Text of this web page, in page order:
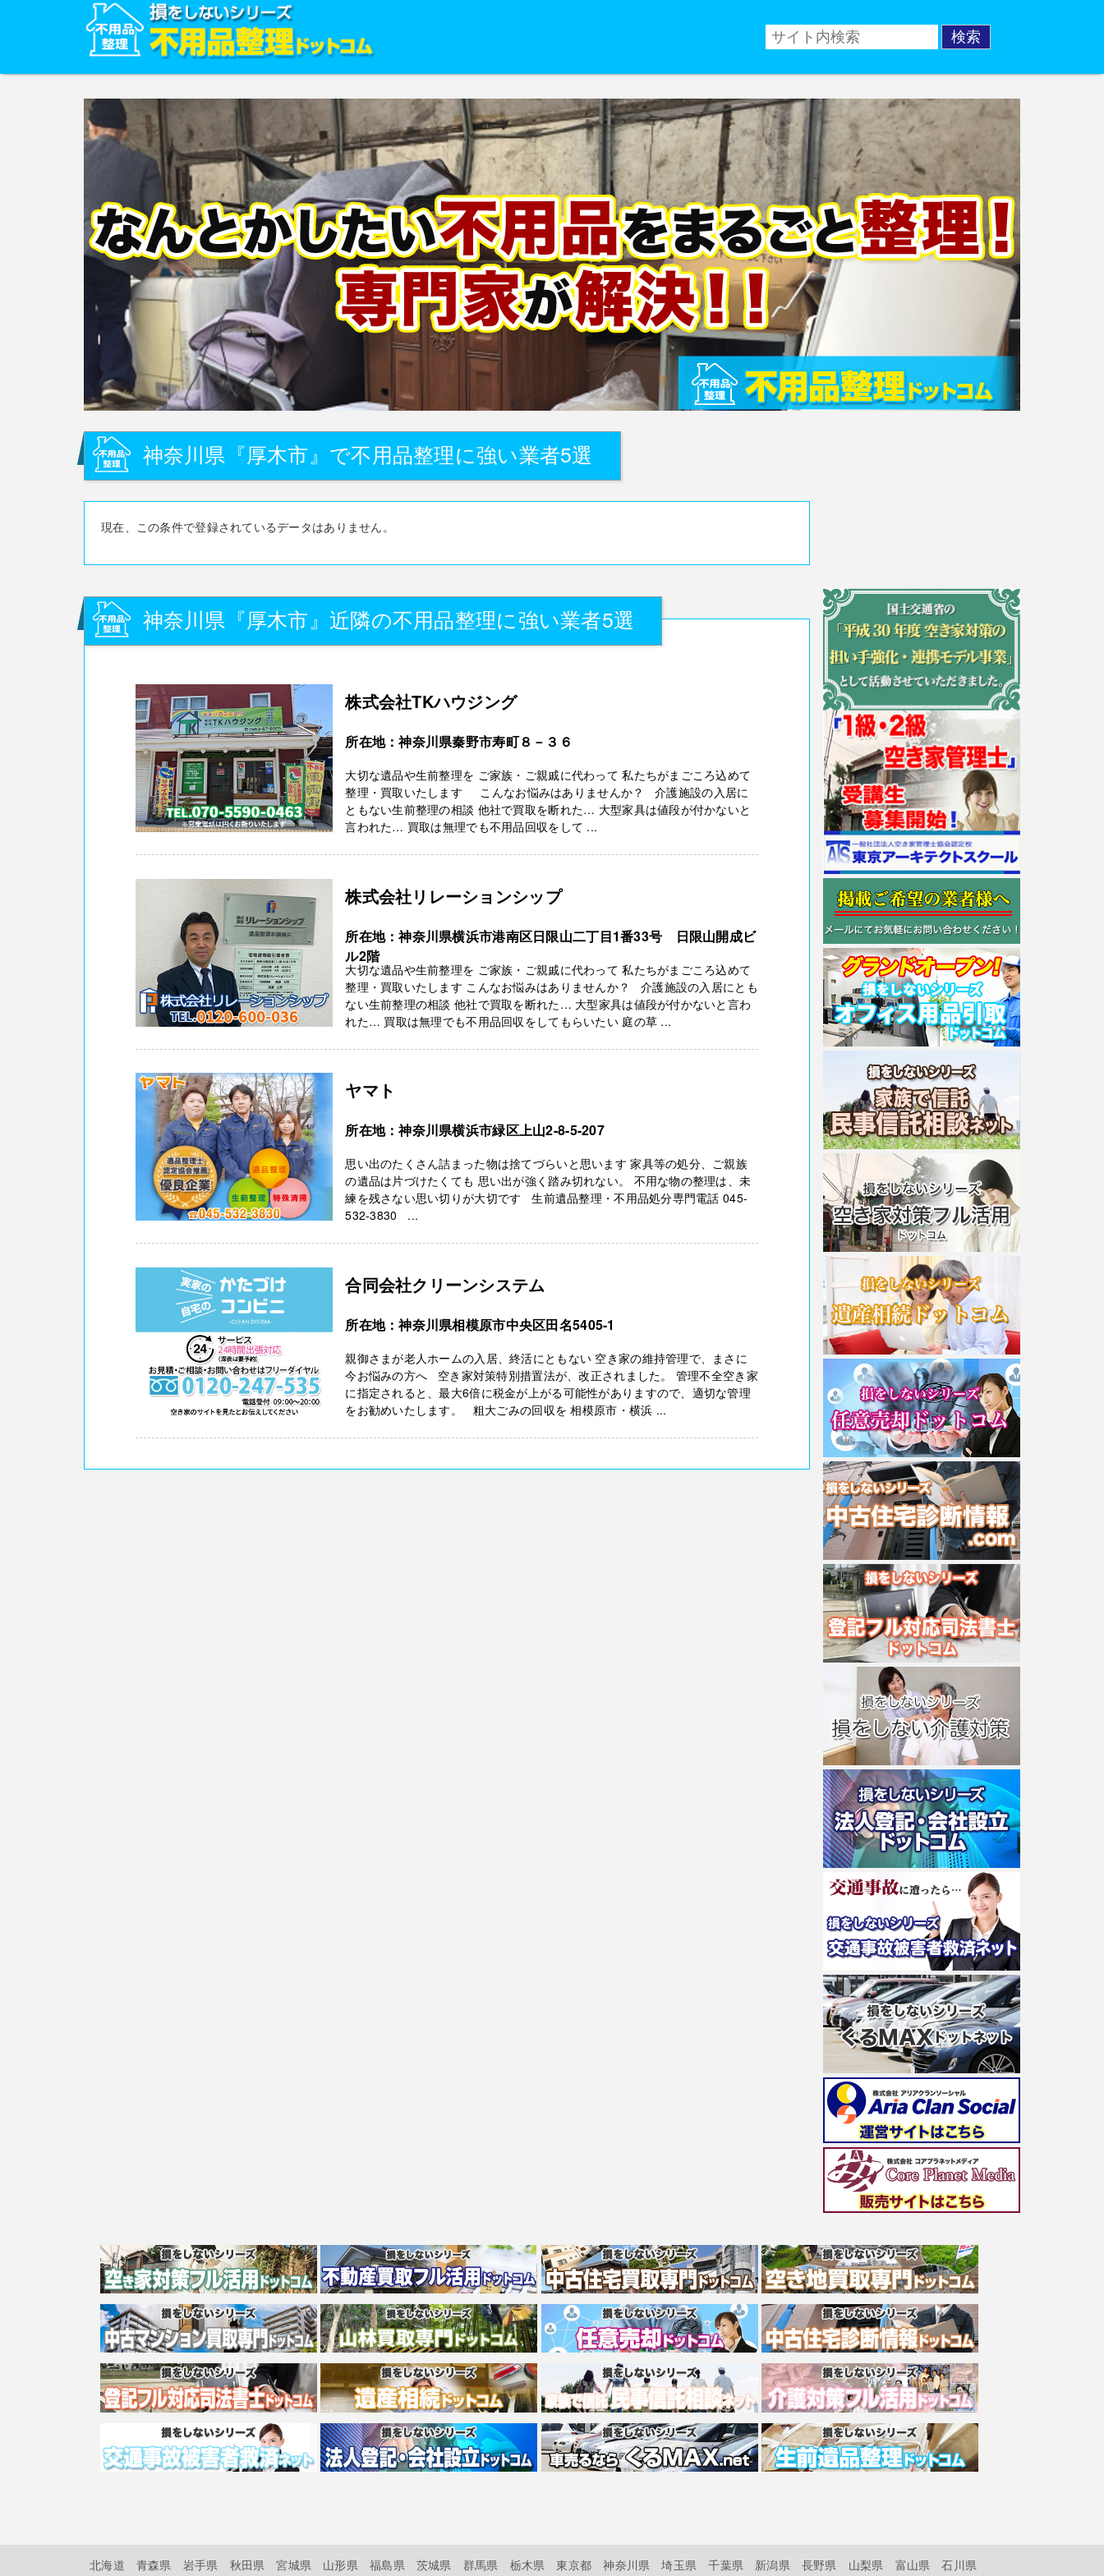
神奈川県『厚木市』で不用品整理に強い業者5選
現在、この条件で登録されているデータはありません。
神奈川県『厚木市』近隣の不用品整理に強い業者5選
株式会社TKハウジング
所在地：神奈川県秦野市寿町８－３６
大切な遺品や生前整理を ご家族・ご親戚に代わって 私たちがまごころ込めて
整理・買取いたします こんなお悩みはありませんか？ 介護施設の入居に
ともない生前整理の相談 他社で買取を断れた… 大型家具は値段が付かないと
言われた… 買取は無理でも不用品回収をして ...
株式会社リレーションシップ
所在地：神奈川県横浜市港南区日限山二丁目1番33号 日限山開成ビ
ル2階
大切な遺品や生前整理を ご家族・ご親戚に代わって 私たちがまごころ込めて
整理・買取いたします こんなお悩みはありませんか？ 介護施設の入居にとも
ない生前整理の相談 他社で買取を断れた… 大型家具は値段が付かないと言わ
れた… 買取は無理でも不用品回収をしてもらいたい 庭の草 ...
ヤマト
所在地：神奈川県横浜市緑区上山2-8-5-207
思い出のたくさん詰まった物は捨てづらいと思います 家具等の処分、ご親族
の遺品は片づけたくても 思い出が強く踏み切れない。 不用な物の整理は、未
練を残さない思い切りが大切です 生前遺品整理・不用品処分専門電話 045-
532-3830 ...
合同会社クリーンシステム
所在地：神奈川県相模原市中央区田名5405-1
親御さまが老人ホームの入居、終活にともない 空き家の維持管理で、まさに
今お悩みの方へ 空き家対策特別措置法が、改正されました。 管理不全空き家
に指定されると、最大6倍に税金が上がる可能性がありますので、適切な管理
をお勧めいたします。 粗大ごみの回収を 相模原市・横浜 ...
北海道 青森県 岩手県 秋田県 宮城県 山形県 福島県 茨城県 群馬県 栃木県 東京都 神奈川県 埼玉県 千葉県 新潟県 長野県 山梨県 富山県 石川県